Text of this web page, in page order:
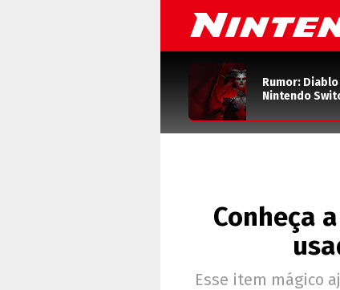
Rumor:
Nintendo
Conheça
Esse item mágico